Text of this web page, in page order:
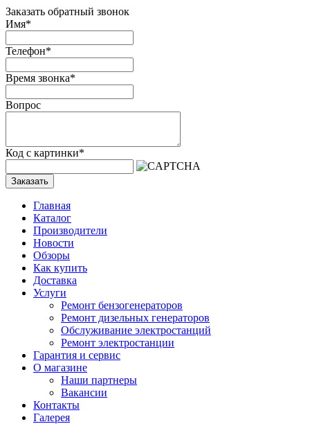
Заказать обратный звонок
Имя*
Телефон*
Время звонка*
Вопрос
Код с картинки*
Заказать
Главная
Каталог
Производители
Новости
Обзоры
Как купить
Доставка
Услуги
Ремонт бензогенераторов
Ремонт дизельных генераторов
Обслуживание электростанций
Ремонт электростанции
Гарантия и сервис
О магазине
Наши партнеры
Вакансии
Контакты
Галерея